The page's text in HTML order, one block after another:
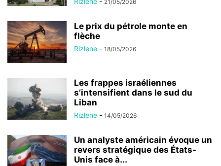
21/05/2026
Le prix du pétrole monte en
flèche
Rizlene - 18/05/2026
Les frappes israéliennes
s’intensifient dans le sud du
Liban
Rizlene - 14/05/2026
Un analyste américain évoque un
revers stratégique des États-
Unis face à...